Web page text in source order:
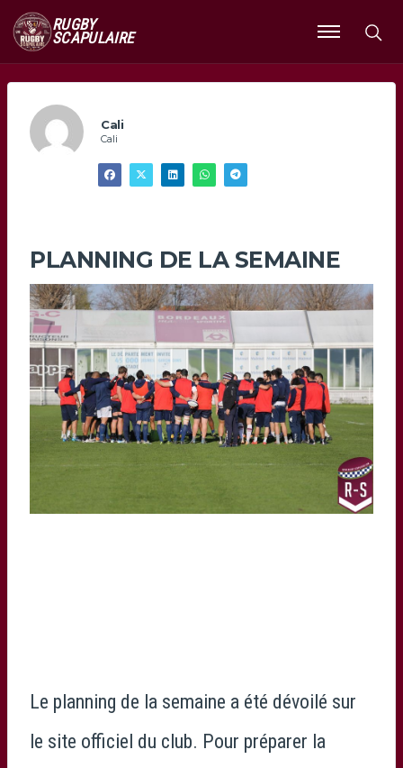
RUGBY
SCAPULAIRE
Ouvrir
le
Cali
Cali
PLANNING DE LA SEMAINE
Le planning de la semaine a été dévoilé sur
le site officiel du club. Pour préparer la